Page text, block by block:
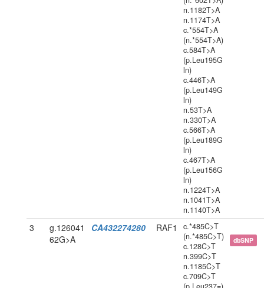
n.1182T>A
n.1174T>A
c.*554T>A
(n.*554T>A)
c.584T>A
(p.Leu195G
ln)
c.446T>A
(p.Leu149G
ln)
n.53T>A
n.330T>A
c.566T>A
(p.Leu189G
ln)
c.467T>A
(p.Leu156G
ln)
n.1224T>A
n.1041T>A
n.1140T>A
3
g.126041
62G>A
CA432274280 RAF1
c.*485C>T
(n.*485C>T)
c.128C>T
n.399C>T
n.1185C>T
c.709C>T
dbSNP